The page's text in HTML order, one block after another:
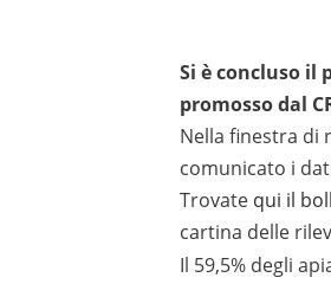
Si è concluso il
promosso dal
Nella finestra di
comunicato i
Trovate qui il
cartina delle
Il 59,5% degli